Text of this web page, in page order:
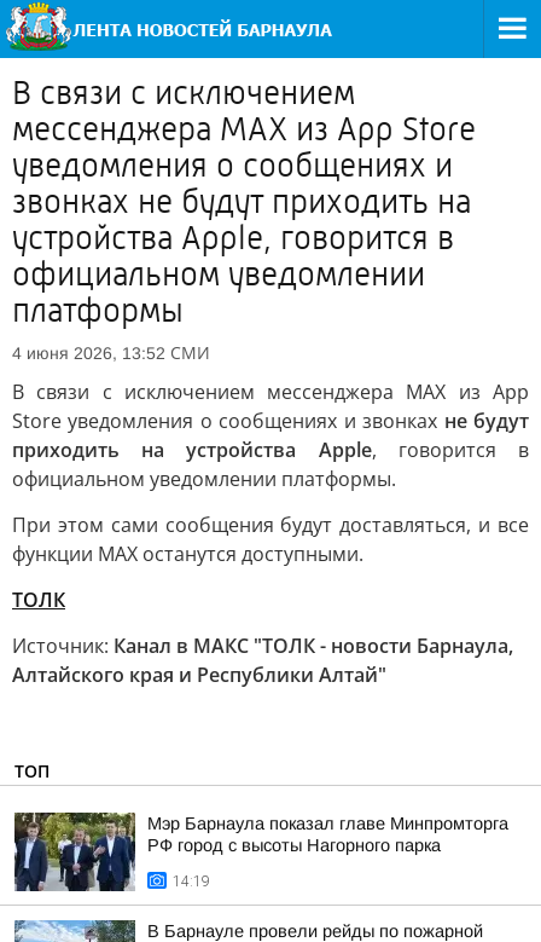
В связи с исключением
мессенджера МАХ из App Store
уведомления о сообщениях и
звонках не будут приходить на
устройства Apple, говорится в
официальном уведомлении
платформы
4 июня 2026, 13:52 СМИ
В связи с исключением мессенджера МАХ из App
Store уведомления о сообщениях и звонках не будут
приходить на устройства Apple, говорится в
официальном уведомлении платформы.
При этом сами сообщения будут доставляться, и все
функции МАХ останутся доступными.
ТОЛК
Источник: Канал в МАКС "ТОЛК - новости Барнаула,
Алтайского края и Республики Алтай"
ТОП
Мэр Барнаула показал главе Минпромторга
РФ город с высоты Нагорного парка
14:19
В Барнауле провели рейды по пожарной